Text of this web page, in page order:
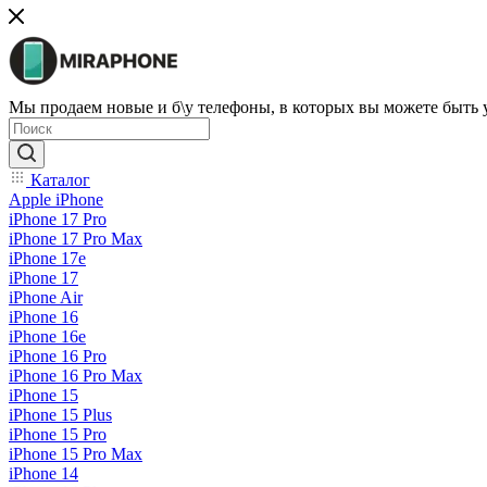
Мы продаем новые и б\у телефоны, в которых вы можете быть
Каталог
Apple iPhone
iPhone 17 Pro
iPhone 17 Pro Max
iPhone 17e
iPhone 17
iPhone Air
iPhone 16
iPhone 16e
iPhone 16 Pro
iPhone 16 Pro Max
iPhone 15
iPhone 15 Plus
iPhone 15 Pro
iPhone 15 Pro Max
iPhone 14